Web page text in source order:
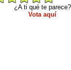
¿A ti qué te parece?
Vota aquí